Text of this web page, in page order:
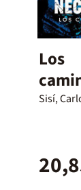
Los
6
Sisí,